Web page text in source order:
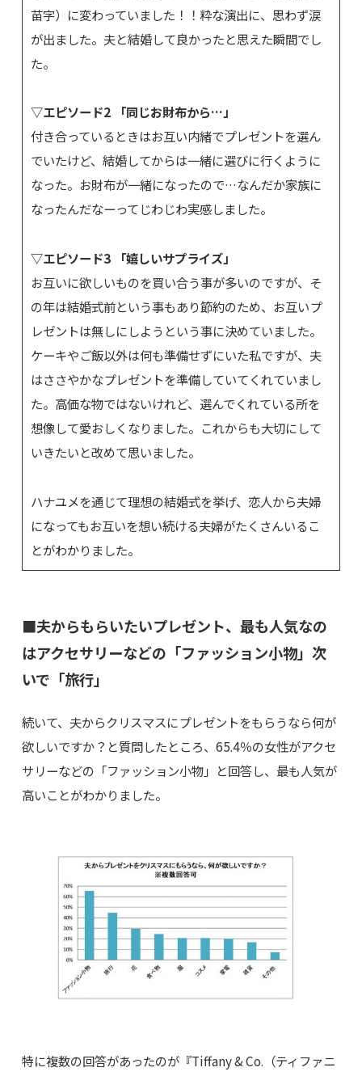
苗字）に変わっていました！！粋な演出に、思わず涙
が出ました。夫と結婚して良かったと思えた瞬間でし
た。
▽エピソード2 「同じお財布から…」
付き合っているときはお互い内緒でプレゼントを選ん
でいたけど、結婚してからは一緒に選びに行くように
なった。お財布が一緒になったので…なんだか家族に
なったんだなーってじわじわ実感しました。
▽エピソード3 「嬉しいサプライズ」
お互いに欲しいものを買い合う事が多いのですが、そ
の年は結婚式前という事もあり節約のため、お互いプ
レゼントは無しにしようという事に決めていました。
ケーキやご飯以外は何も準備せずにいた私ですが、夫
はささやかなプレゼントを準備していてくれていまし
た。高価な物ではないけれど、選んでくれている所を
想像して愛おしくなりました。これからも大切にして
いきたいと改めて思いました。
ハナユメを通じて理想の結婚式を挙げ、恋人から夫婦
になってもお互いを想い続ける夫婦がたくさんいるこ
とがわかりました。
■夫からもらいたいプレゼント、最も人気なの
はアクセサリーなどの「ファッション小物」次
いで「旅行」
続いて、夫からクリスマスにプレゼントをもらうなら何が
欲しいですか？と質問したところ、65.4％の女性がアクセ
サリーなどの「ファッション小物」と回答し、最も人気が
高いことがわかりました。
特に複数の回答があったのが『Tiffany & Co.（ティファニ